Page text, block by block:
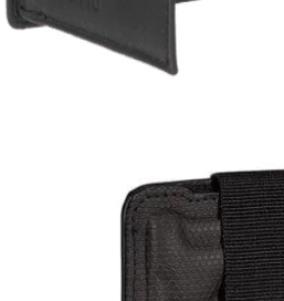
ΑΝΔΡΙΚΑ
Μικρό πορτοφόλι